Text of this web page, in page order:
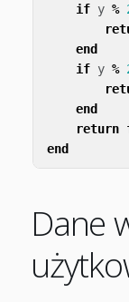
if y %
end
if y %
end
return
end
Dane